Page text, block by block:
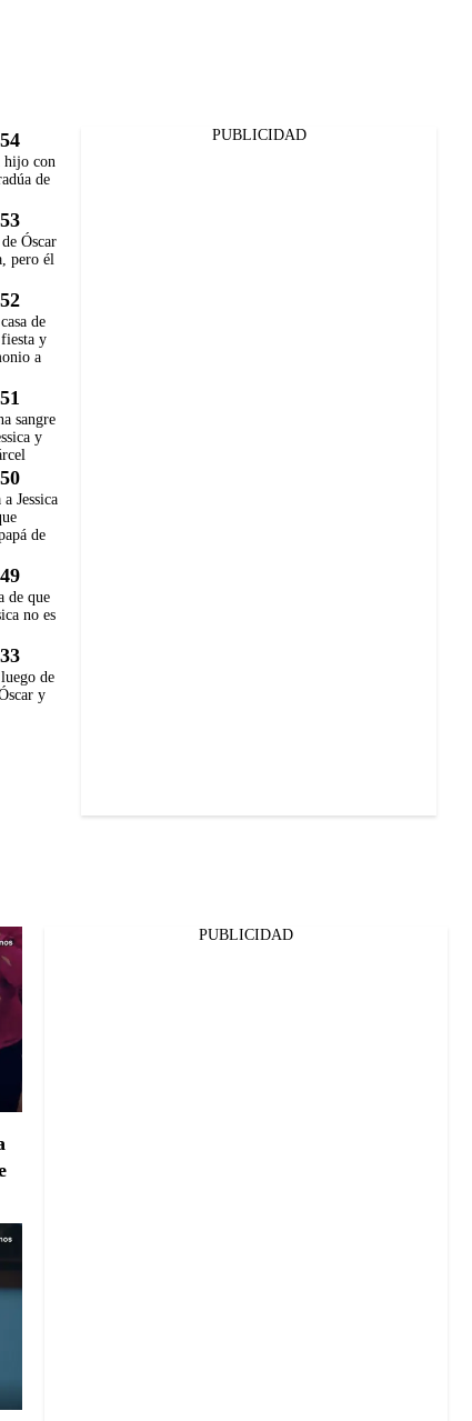
hijo con
de
Óscar
pero él
de
y
a
sangre
y
Jessica
de
de que
no es
de
y
PUBLICIDAD
PUBLICIDAD